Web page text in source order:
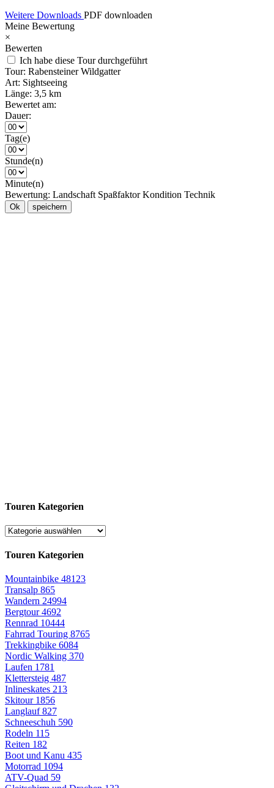
Weitere Downloads PDF downloaden
Meine Bewertung
×
Bewerten
Ich habe diese Tour durchgeführt
Tour: Rabensteiner Wildgatter
Art: Sightseeing
Länge: 3,5 km
Bewertet am:
Dauer:
Tag(e)
Stunde(n)
Minute(n)
Bewertung: Landschaft Spaßfaktor Kondition Technik
Ok speichern
Touren Kategorien
Touren Kategorien
Mountainbike 48123
Transalp 865
Wandern 24994
Bergtour4692
Rennrad 10444
Fahrrad Touring 8765
Trekkingbike 6084
Nordic Walking 370
Laufen 1781
Klettersteig 487
Inlineskates 213
Skitour 1856
Langlauf827
Schneeschuh 590
Rodeln 115
Reiten 182
Boot und Kanu 435
Motorrad 1094
ATV-Quad 59